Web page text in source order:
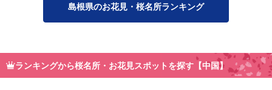
島根県のお花見・桜名所ランキング
ランキングから桜名所・お花見スポットを探す【中国】